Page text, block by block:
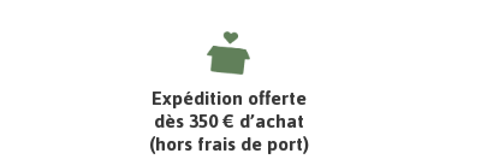
Expédition offerte
dès 350 € d’achat
(hors frais de port)